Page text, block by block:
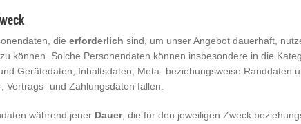
die erforderlich sind, um unser Angebot dauerhaft,
können. Solche Personendaten können insbesondere in die
Gerätedaten, Inhaltsdaten, Meta- beziehungsweise Randdaten
Vertrags- und Zahlungsdaten fallen.
während jener Dauer, die für den jeweiligen Zweck